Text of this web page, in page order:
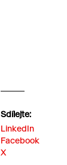
Sdílejte:
LinkedIn
Facebook
X